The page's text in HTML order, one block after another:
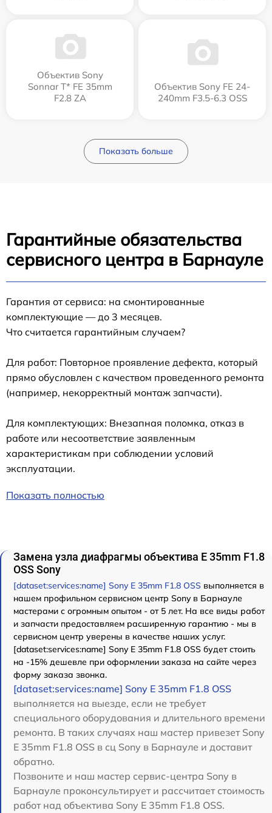
Объектив Sony
Sonnar T* FE 35mm
F2.8 ZA
Объектив Sony FE 24-
240mm F3.5-6.3 OSS
Показать больше
Гарантийные обязательства
сервисного центра в Барнауле
Гарантия от сервиса: на смонтированные
комплектующие — до 3 месяцев.
Что считается гарантийным случаем?
Для работ: Повторное проявление дефекта, который
прямо обусловлен с качеством проведенного ремонта
(например, некорректный монтаж запчасти).
Для комплектующих: Внезапная поломка, отказ в
работе или несоответствие заявленным
характеристикам при соблюдении условий
эксплуатации.
Показать полностью
Замена узла диафрагмы объектива E 35mm F1.8
OSS Sony
[dataset:services:name] Sony E 35mm F1.8 OSS выполняется в
нашем профильном сервисном центр Sony в Барнауле
мастерами с огромным опытом - от 5 лет. На все виды работ
и запчасти предоставляем расширенную гарантию - мы в
сервисном центр уверены в качестве наших услуг.
[dataset:services:name] Sony E 35mm F1.8 OSS будет стоить
на -15% дешевле при оформлении заказа на сайте через
форму заказа звонка.
[dataset:services:name] Sony E 35mm F1.8 OSS
выполняется на выезде, если не требует
специального оборудования и длительного времени
ремонта. В таких случаях наш мастер привезет Sony
E 35mm F1.8 OSS в сц Sony в Барнауле и доставит
обратно.
Позвоните и наш мастер сервис-центра Sony в
Барнауле проконсультирует и рассчитает стоимость
работ над объектива Sony E 35mm F1.8 OSS.